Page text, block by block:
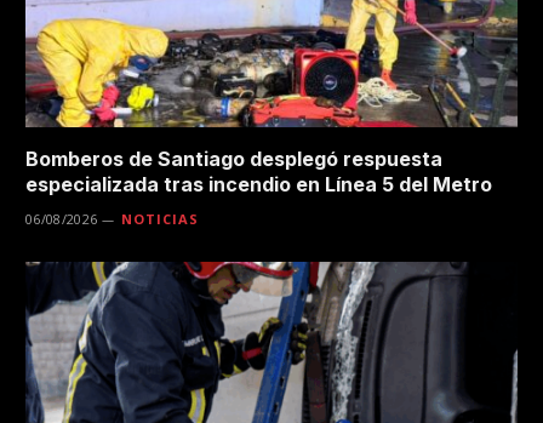
Bomberos de Santiago desplegó respuesta
especializada tras incendio en Línea 5 del Metro
06/08/2026 NOTICIAS